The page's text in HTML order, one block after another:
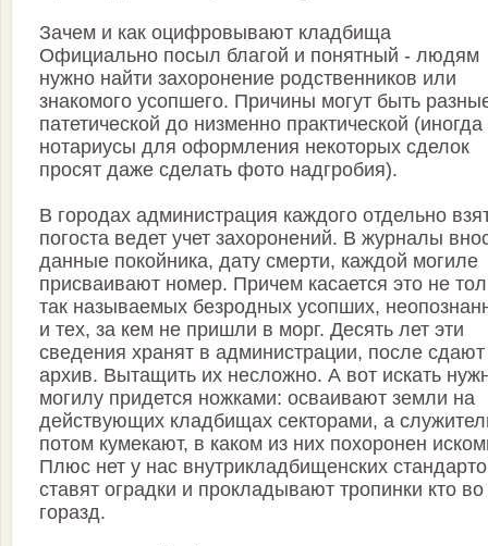
Зачем и как оцифровывают кладбища
Официально посыл благой и понятный - людям
нужно найти захоронение родственников или
знакомого усопшего. Причины могут быть
патетической до низменно практической (иногда
нотариусы для оформления некоторых сделок
просят даже сделать фото надгробия).
В городах администрация каждого отдельно
погоста ведет учет захоронений. В журналы
данные покойника, дату смерти, каждой могиле
присваивают номер. Причем касается это не
так называемых безродных усопших,
и тех, за кем не пришли в морг. Десять лет эти
сведения хранят в администрации, после
архив. Вытащить их несложно. А вот искать
могилу придется ножками: осваивают земли на
действующих кладбищах секторами, а
потом кумекают, в каком из них похоронен
Плюс нет у нас внутрикладбищенских
ставят оградки и прокладывают тропинки кто во
горазд.